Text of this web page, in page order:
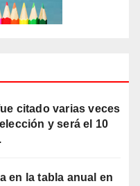
citado varias veces
y será el 10
en la tabla anual en